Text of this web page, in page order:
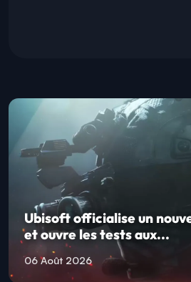
Ubisoft officialise un
et ouvre les tests aux...
06 Août 2026